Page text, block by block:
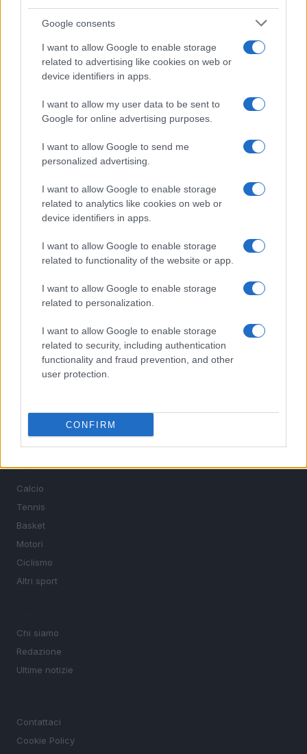
Google consents
I want to allow Google to enable storage
related to advertising like cookies on web or
device identifiers in apps.
I want to allow my user data to be sent to
Google for online advertising purposes.
I want to allow Google to send me
personalized advertising.
I want to allow Google to enable storage
related to analytics like cookies on web or
device identifiers in apps.
I want to allow Google to enable storage
related to functionality of the website or app.
I want to allow Google to enable storage
related to personalization.
I want to allow Google to enable storage
related to security, including authentication
functionality and fraud prevention, and other
user protection.
CONFIRM
XPENG Partner del Teatro del Silenzio 2026: Veicoli
Elettrici e Musica in Sinfonia
Rilancio degli impianti sciistici in Val Vigezzo, Val
Scoperte carcasse di moto e motori in container
Il Córdoba ha ottenuto il II Trofeo Puertas dopo aver
Nuova Zelanda: ondata di freddo eccezionale porta
neve a bassa quota
Sportmagazine: notizie, approfondimenti e classifiche su
calcio, basket, tennis, ciclismo, motori, Formula 1,
MotoGP e Olimpiadi. Le ultime news dalle competizioni
le discipline che fanno emozionare gli appassionati di
SEZIONI
Calcio
Tennis
Basket
Motori
Ciclismo
Altri sport
Chi siamo
Redazione
Ultime notizie
Contattaci
Cookie Policy